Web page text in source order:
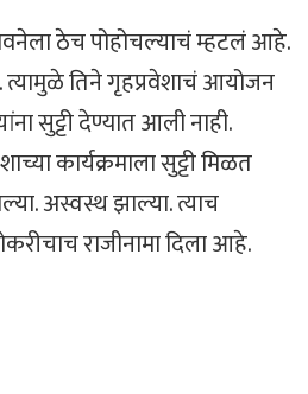
ठेच पोहोचल्याचं म्हटलं आहे.
त्यामुळे तिने गृहप्रवेशाचं आयोजन
सुट्टी देण्यात आली नाही.
कार्यक्रमाला सुट्टी मिळत
अस्वस्थ झाल्या. त्याच
राजीनामा दिला आहे.